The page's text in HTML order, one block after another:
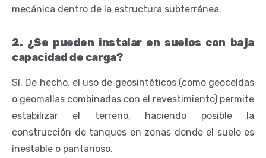
mecánica dentro de la estructura subterránea.
2. ¿Se pueden instalar en suelos con baja
capacidad de carga?
Sí. De hecho, el uso de geosintéticos (como geoceldas
o geomallas combinadas con el revestimiento) permite
estabilizar el terreno, haciendo posible la
construcción de tanques en zonas donde el suelo es
inestable o pantanoso.